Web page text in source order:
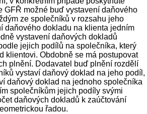
GFŘ možné buď vystavení daňového
ze společníků v rozsahu jeho
daňového dokladu na klienta jedním
vystavení daňových dokladů
jejich podílů na společníka, který
klientovi. Obdobně se má postupovat
plnění. Dodavatel buď plnění rozdělí
vystaví daňový doklad na jeho podíl,
daňový doklad na jednoho společníka
společníkům jejich podíly svými
daňových dokladů k zaúčtování
řadou.